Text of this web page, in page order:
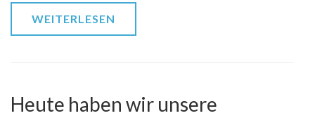
WEITERLESEN
Heute haben wir unsere